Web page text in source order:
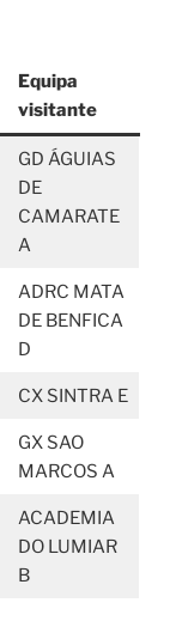
Equipa
visitante
GD ÁGUIAS
DE
CAMARATE
A
ADRC MATA
DE BENFICA
D
CX SINTRA E
GX SAO
MARCOS A
ACADEMIA
DO LUMIAR
B